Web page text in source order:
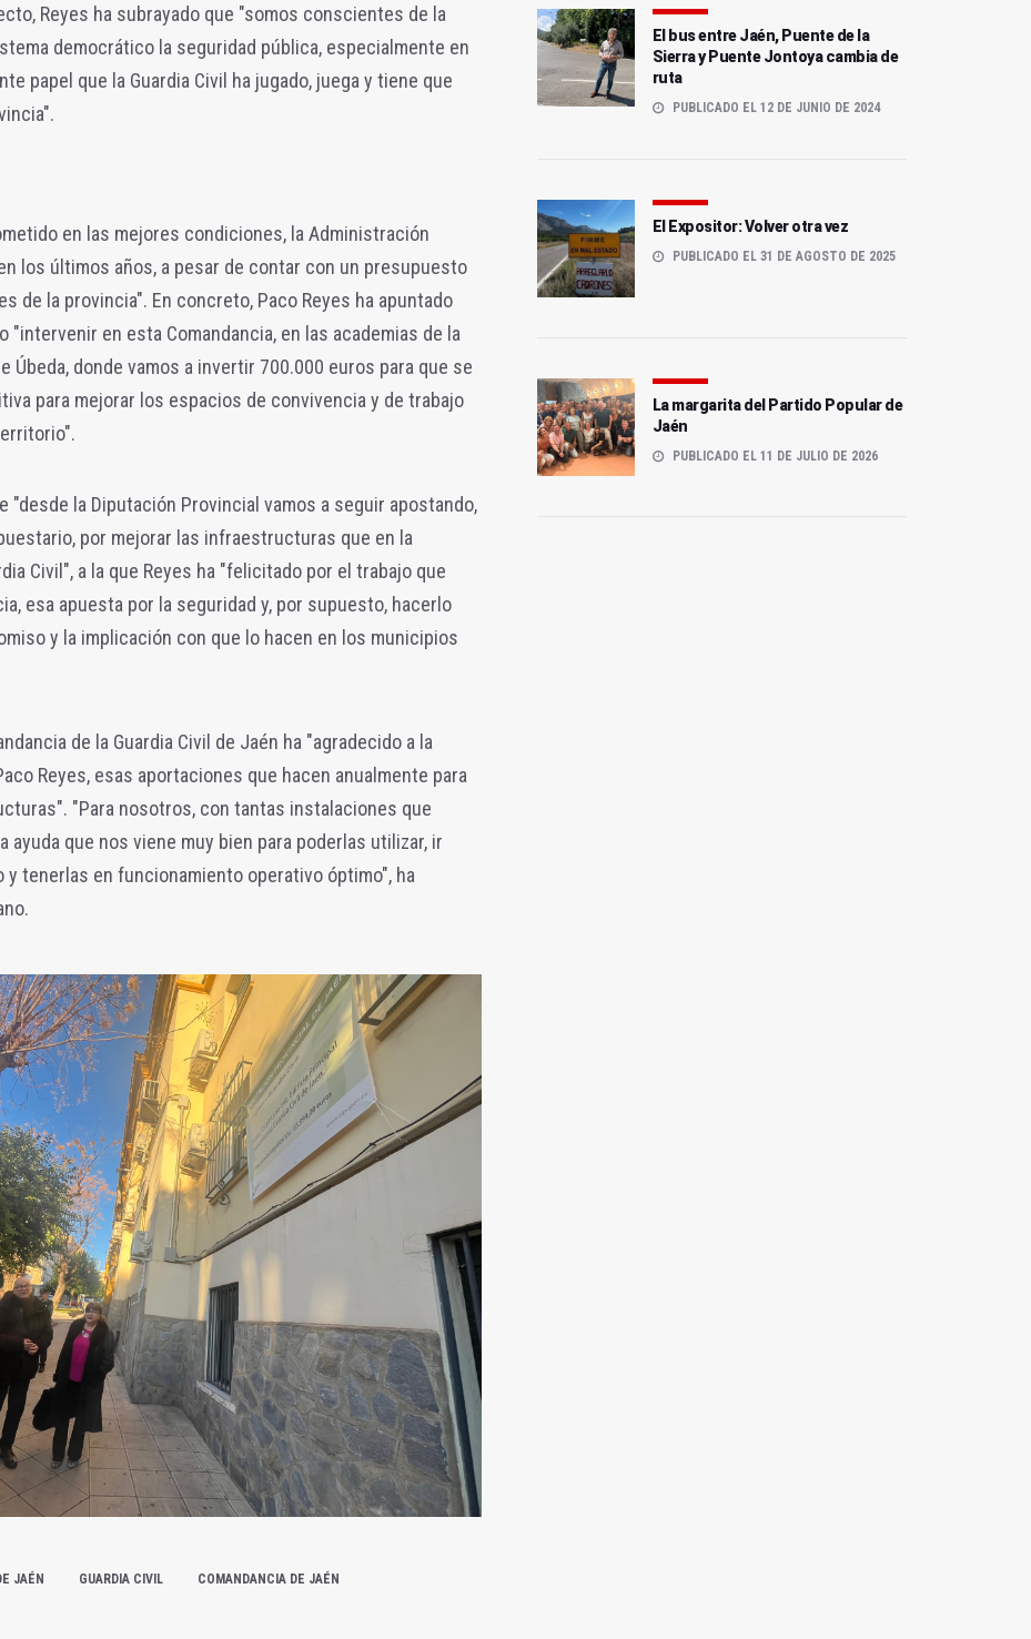
Reyes ha subrayado que "somos conscientes de la
democrático la seguridad pública, especialmente en
papel que la Guardia Civil ha jugado, juega y tiene que
en las mejores condiciones, la Administración
los últimos años, a pesar de contar con un presupuesto
de la provincia". En concreto, Paco Reyes ha apuntado
"intervenir en esta Comandancia, en las academias de la
Úbeda, donde vamos a invertir 700.000 euros para que se
para mejorar los espacios de convivencia y de trabajo
"desde la Diputación Provincial vamos a seguir apostando,
por mejorar las infraestructuras que en la
Civil", a la que Reyes ha "felicitado por el trabajo que
esa apuesta por la seguridad y, por supuesto, hacerlo
y la implicación con que lo hacen en los municipios
de la Guardia Civil de Jaén ha "agradecido a la
Reyes, esas aportaciones que hacen anualmente para
"Para nosotros, con tantas instalaciones que
ayuda que nos viene muy bien para poderlas utilizar, ir
y tenerlas en funcionamiento operativo óptimo", ha
JAÉN GUARDIA CIVIL COMANDANCIA DE JAÉN
El bus entre Jaén, Puente de la
Sierra y Puente Jontoya cambia de
ruta
PUBLICADO EL 12 DE JUNIO DE 2024
El Expositor: Volver otra vez
PUBLICADO EL 31 DE AGOSTO DE 2025
La margarita del Partido Popular de
Jaén
PUBLICADO EL 11 DE JULIO DE 2026